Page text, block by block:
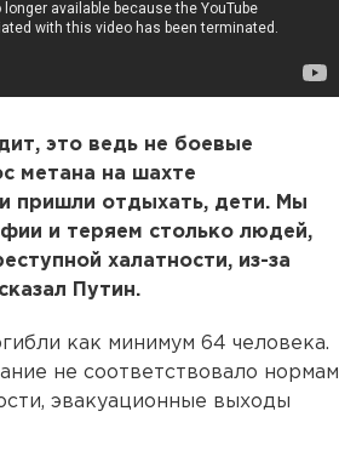
это ведь не боевые
метана на шахте
пришли отдыхать, дети. Мы
и теряем столько людей,
халатности, из-за
Путин.
как минимум 64 человека.
не соответствовало нормам
эвакуационные выходы